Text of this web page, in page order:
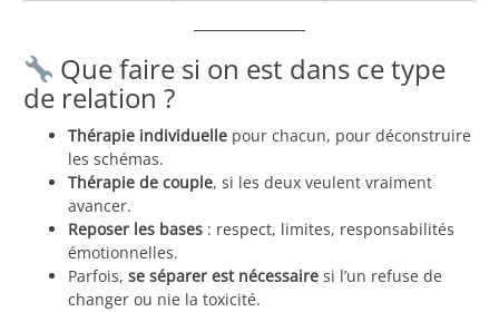
Que faire si on est dans ce type
de relation ?
Thérapie individuelle pour chacun, pour déconstruire
les schémas.
Thérapie de couple, si les deux veulent vraiment
avancer.
Reposer les bases : respect, limites, responsabilités
émotionnelles.
Parfois, se séparer est nécessaire si l’un refuse de
changer ou nie la toxicité.